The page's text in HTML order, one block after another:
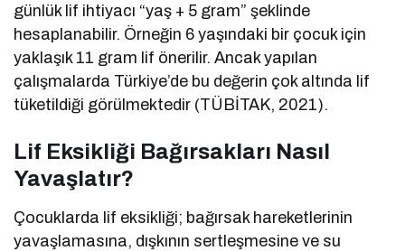
günlük lif ihtiyacı “yaş + 5 gram” şeklinde
hesaplanabilir. Örneğin 6 yaşındaki bir çocuk için
yaklaşık 11 gram lif önerilir. Ancak yapılan
çalışmalarda Türkiye’de bu değerin çok altında lif
tüketildiği görülmektedir (TÜBİTAK, 2021).
Lif Eksikliği Bağırsakları Nasıl
Yavaşlatır?
Çocuklarda lif eksikliği; bağırsak hareketlerinin
yavaşlamasına, dışkının sertleşmesine ve su